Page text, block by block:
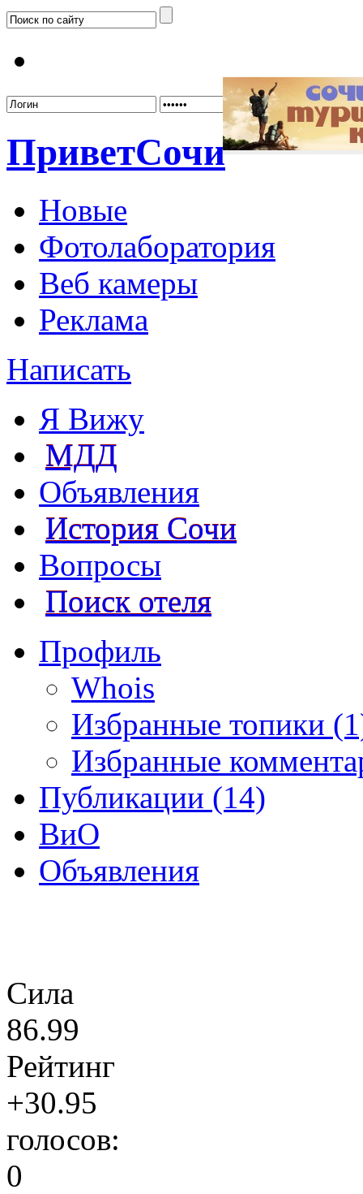
ПриветСочи
Новые
Фотолаборатория
Веб камеры
Реклама
Написать
Я Вижу
МДД
Объявления
История Сочи
Вопросы
Поиск отеля
Профиль
Whois
Избранные топики
Избранные
Публикации (14)
ВиО
Объявления
Сила
86.99
Рейтинг
+30.95
голосов:
0